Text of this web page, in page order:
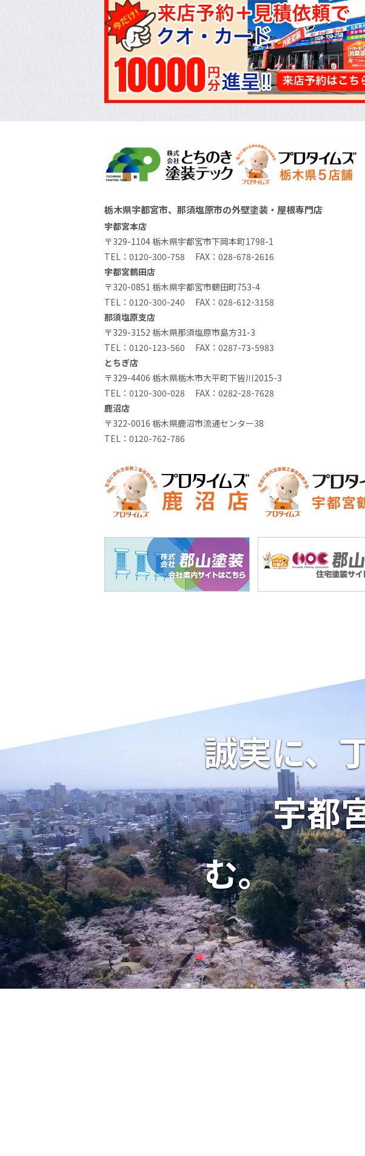
栃木県宇都宮市、那須塩原市の外壁塗装・屋根専門店
宇都宮本店
〒329-1104 栃木県宇都宮市下岡本町1798-1
TEL： 0120-300-758 FAX：028-678-2616
宇都宮鶴田店
〒320-0851 栃木県宇都宮市鶴田町753-4
TEL： 0120-300-240 FAX：028-612-3158
那須塩原支店
〒329-3152 栃木県那須塩原市島方31-3
TEL： 0120-123-560 FAX：0287-73-5983
とちぎ店
〒329-4406 栃木県栃木市大平町下皆川2015-3
TEL： 0120-300-028 FAX：0282-28-7628
鹿沼店
〒322-0016 栃木県鹿沼市流通センター38
TEL： 0120-762-786
誠実に、
宇都
む。